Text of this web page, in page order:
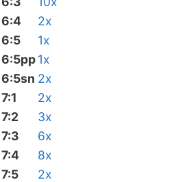
6:4
2x
6:5
1x
6:5pp1x
6:5sn 2x
7:1
2x
7:2
3x
7:3
6x
7:4
8x
7:5
2x